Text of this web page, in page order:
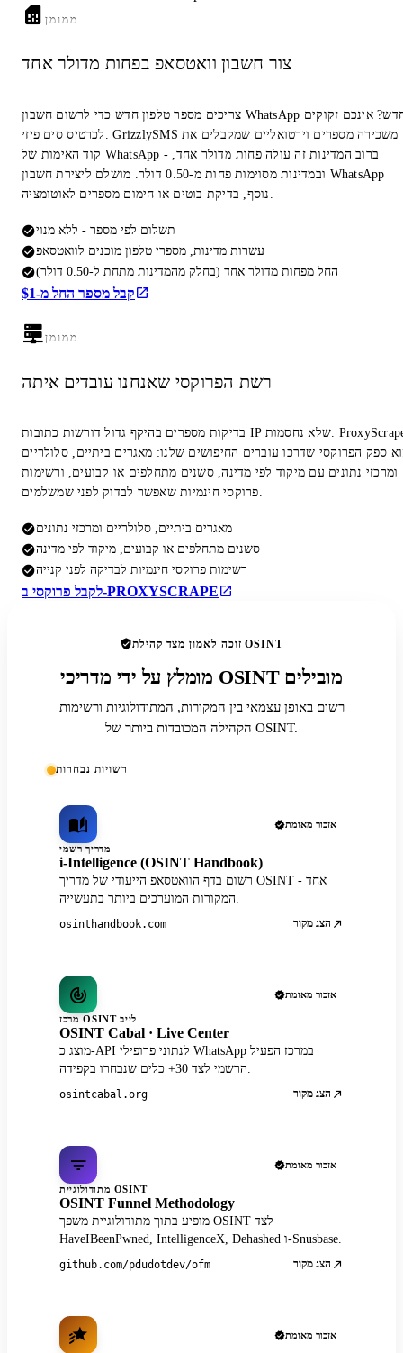
ממומן
צור חשבון וואטסאפ בפחות מדולר אחד
צריכים מספר טלפון חדש כדי לרשום חשבון WhatsApp חדש? אינכם זקוקים
לכרטיס סים פיזי. GrizzlySMS משכירה מספרים וירטואליים שמקבלים את
קוד האימות של WhatsApp - ברוב המדינות זה עולה פחות מדולר אחד,
ובמדינות מסוימות פחות מ-0.50 דולר. מושלם ליצירת חשבון WhatsApp
נוסף, בדיקת בוטים או חימום מספרים לאוטומציה.
תשלום לפי מספר - ללא מנוי
עשרות מדינות, מספרי טלפון מוכנים לוואטסאפ
החל מפחות מדולר אחד (בחלק מהמדינות מתחת ל-0.50 דולר)
קבל מספר החל מ-$1
ממומן
רשת הפרוקסי שאנחנו עובדים איתה
בדיקות מספרים בהיקף גדול דורשות כתובות IP שלא נחסמות. ProxyScrape
ספק הפרוקסי שדרכו עוברים החיפושים שלנו: מאגרים ביתיים, סלולריים
ומרכזי נתונים עם מיקוד לפי מדינה, סשנים מתחלפים או קבועים, ורשימות
פרוקסי חינמיות שאפשר לבדוק לפני שמשלמים.
מאגרים ביתיים, סלולריים ומרכזי נתונים
סשנים מתחלפים או קבועים, מיקוד לפי מדינה
רשימות פרוקסי חינמיות לבדיקה לפני קנייה
לקבל פרוקסי ב-PROXYSCRAPE
זוכה לאמון מצד קהילת OSINT
מומלץ על ידי מדריכי OSINT מובילים
רשום באופן עצמאי בין המקורות, המתודולוגיות ורשימות
הקהילה המכובדות ביותר של OSINT.
רשויות נבחרות
אזכור מאומת
מדריך רשמי
i-Intelligence (OSINT Handbook)
רשום בדף הוואטסאפ הייעודי של מדריך OSINT - אחד
המקורות המוערכים ביותר בתעשייה.
osinthandbook.com הצג מקור
אזכור מאומת
מרכז OSINT לייב
OSINT Cabal · Live Center
מוצג כ-API לנתוני פרופילי WhatsApp במרכז הפעיל
הרשמי לצד 30+ כלים שנבחרו בקפידה.
osintcabal.org הצג מקור
אזכור מאומת
מתודולוגיית OSINT
OSINT Funnel Methodology
מופיע בתוך מתודולוגיית משפך OSINT לצד
HaveIBeenPwned, IntelligenceX, Dehashed ו-Snusbase.
github.com/pdudotdev/ofm הצג מקור
אזכור מאומת